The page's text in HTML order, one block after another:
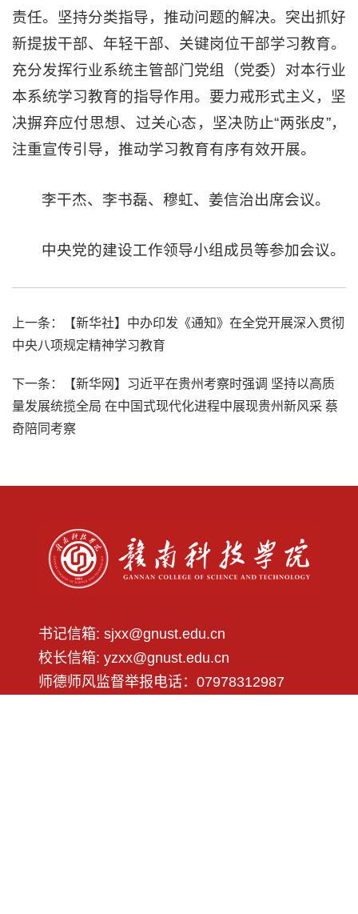
责任。坚持分类指导，推动问题的解决。突出抓好
新提拔干部、年轻干部、关键岗位干部学习教育。
充分发挥行业系统主管部门党组（党委）对本行业
本系统学习教育的指导作用。要力戒形式主义，坚
决摒弃应付思想、过关心态，坚决防止“两张皮”，
注重宣传引导，推动学习教育有序有效开展。
李干杰、李书磊、穆虹、姜信治出席会议。
中央党的建设工作领导小组成员等参加会议。
上一条：
【新华社】中办印发《通知》在全党开展深入贯彻
中央八项规定精神学习教育
下一条：
【新华网】习近平在贵州考察时强调 坚持以高质
量发展统揽全局 在中国式现代化进程中展现贵州新风采 蔡
奇陪同考察
书记信箱: sjxx@gnust.edu.cn
校长信箱: yzxx@gnust.edu.cn
师德师风监督举报电话：07978312987